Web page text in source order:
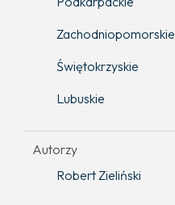
Zachodniopomorskie
Świętokrzyskie
Lubuskie
Autorzy
Robert Zieliński